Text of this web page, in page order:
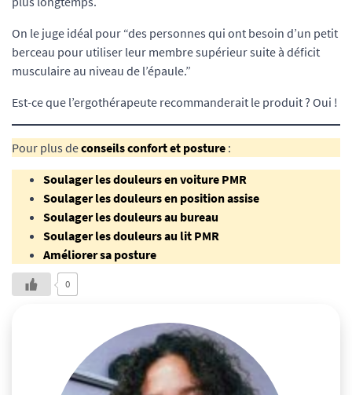
On le juge idéal pour “des personnes qui ont besoin d’un petit
berceau pour utiliser leur membre supérieur suite à déficit
musculaire au niveau de l’épaule.”
Est-ce que l’ergothérapeute recommanderait le produit ? Oui !
Pour plus deconseils confort et posture :
Soulager les douleurs en voiture PMR
Soulager les douleurs en position assise
Soulager les douleurs au bureau
Soulager les douleurs au lit PMR
Améliorer sa posture
0